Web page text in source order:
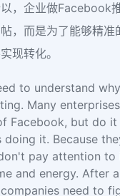
，企业做Facebook
，而是为了能够精准
现转化。
to understand
Many
Facebook, but do it
doing it. Because
pay attention
and energy. After
need to